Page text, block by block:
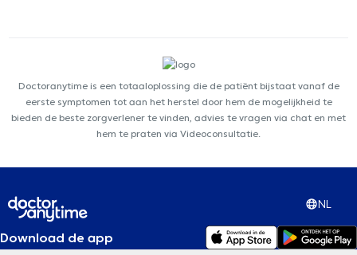
Doctoranytime is een totaaloplossing die de patiënt bijstaat vanaf de
eerste symptomen tot aan het herstel door hem de mogelijkheid te
bieden de beste zorgverlener te vinden, advies te vragen via chat en met
hem te praten via Videoconsultatie.
NL
Download de app